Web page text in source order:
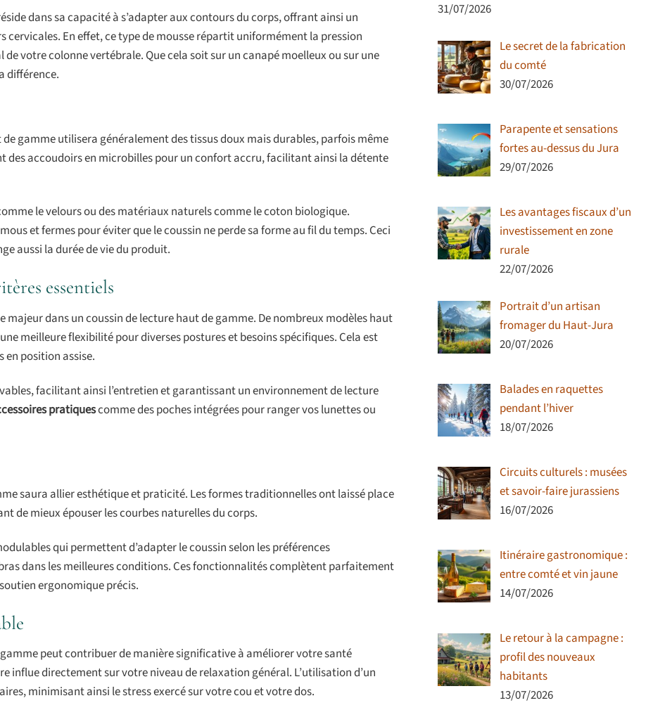
dans sa capacité à s’adapter aux contours du corps, offrant ainsi un
En effet, ce type de mousse répartit uniformément la pression
votre colonne vertébrale. Que cela soit sur un canapé moelleux ou sur une
différence.
gamme utilisera généralement des tissus doux mais durables, parfois même
des accoudoirs en microbilles pour un confort accru, facilitant ainsi la détente
le velours ou des matériaux naturels comme le coton biologique.
et fermes pour éviter que le coussin ne perde sa forme au fil du temps. Ceci
aussi la durée de vie du produit.
essentiels
majeur dans un coussin de lecture haut de gamme. De nombreux modèles haut
meilleure flexibilité pour diverses postures et besoins spécifiques. Cela est
position assise.
facilitant ainsi l’entretien et garantissant un environnement de lecture
pratiquescomme des poches intégrées pour ranger vos lunettes ou
saura allier esthétique et praticité. Les formes traditionnelles ont laissé place
de mieux épouser les courbes naturelles du corps.
qui permettent d’adapter le coussin selon les préférences
dans les meilleures conditions. Ces fonctionnalités complètent parfaitement
ergonomique précis.
peut contribuer de manière significative à améliorer votre santé
influe directement sur votre niveau de relaxation général. L’utilisation d’un
minimisant ainsi le stress exercé sur votre cou et votre dos.
31/07/2026
Le secret de la fabrication
du comté
30/07/2026
Parapente et sensations
fortes au-dessus du Jura
29/07/2026
Les avantages fiscaux d’un
investissement en zone
rurale
22/07/2026
Portrait d’un artisan
fromager du Haut-Jura
20/07/2026
Balades en raquettes
pendant l’hiver
18/07/2026
Circuits culturels : musées
et savoir-faire jurassiens
16/07/2026
Itinéraire gastronomique :
entre comté et vin jaune
14/07/2026
Le retour à la campagne :
profil des nouveaux
habitants
13/07/2026